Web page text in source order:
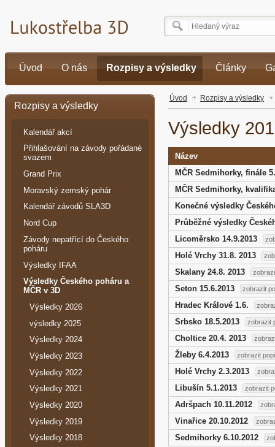
Úvod O nás Rozpisy a výsledky Články
Úvod Rozpisy a výsledky
Výsledky
Název
MČR Sedmihorky, finále
MČR Sedmihorky,
Konečné výsledky
Průběžné výsledky
Licoměrsko 14.9.2013
Holé Vrchy 31.8. 2013
Skalany 24.8. 2013
Seton 15.6.2013 zobrazit
Hradec Králové 1.6.
Srbsko 18.5.2013 zobrazit
Choltice 20.4. 2013
Žleby 6.4.2013 zobrazit
Holé Vrchy 2.3.2013
Libušín 5.1.2013 zobrazit
Adršpach 10.11.2012
Vinařice 20.10.2012
Sedmihorky 6.10.2012
Rozpisy a výsledky
Kalendář akcí
Přihlašování na závody pořádané
svazem
Grand Prix
Moravský zemský pohár
Kalendář závodů SLA3D
Nord Cup
Závody nepatřící do Českého
poháru
Výsledky IFAA
Výsledky Českého poháru a
MČR v 3D
Výsledky 2026
výsledky 2025
Výsledky 2024
Výsledky 2023
Výsledky 2022
Výsledky 2021
Výsledky 2020
Výsledky 2019
Výsledky 2018